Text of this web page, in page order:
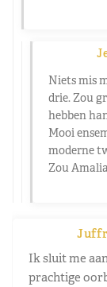
Niets mis
drie. Zou
hebben
Mooi
moderne
Zou
Ik sluit me
prachtige